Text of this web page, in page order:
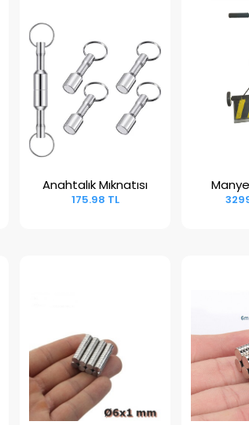
Sepete Ekle
Anahtalık Mıknatısı
175.98 TL